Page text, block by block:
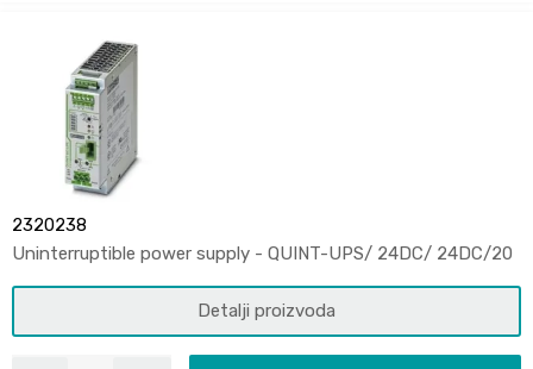
2320238
Uninterruptible power supply - QUINT-UPS/ 24DC/ 24DC/20
Detalji proizvoda